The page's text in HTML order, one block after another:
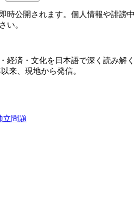
時公開されます。個人情報や誹謗中
い。
経済・文化を日本語で深く読み解く
来、現地から発信。
立問題